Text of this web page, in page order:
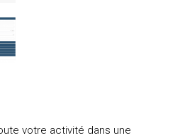
votre activité dans une